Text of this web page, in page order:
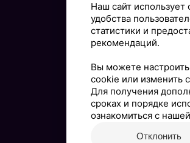
Наш сайт
удобства
статистики и
рекомендаций.
Вы можете
cookie или изменить
Для получения
сроках и порядке
ознакомиться с нашей
Отклонить